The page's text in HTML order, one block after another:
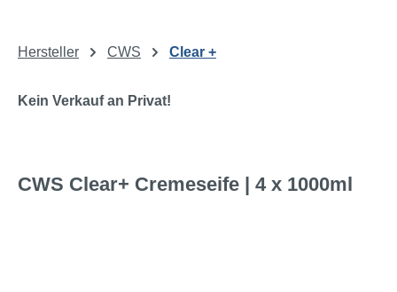
Hersteller CWS Clear +
Kein Verkauf an Privat!
CWS Clear+ Cremeseife | 4 x 1000ml